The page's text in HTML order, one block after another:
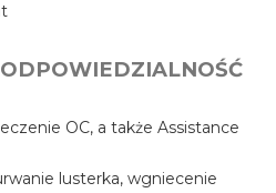
OC, a także Assistance
lusterka, wgniecenie